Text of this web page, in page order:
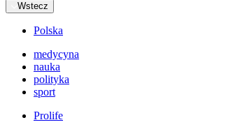
Wstecz
Polska
medycyna
nauka
polityka
sport
Prolife